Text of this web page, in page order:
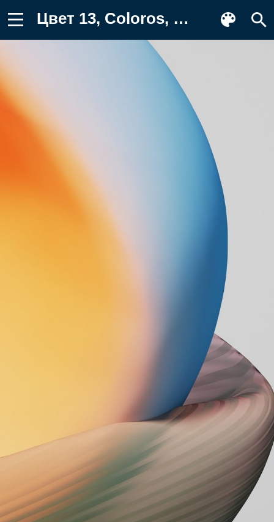
Цвет 13, Coloros, смартфон, realme, OPPO Обои для телефона